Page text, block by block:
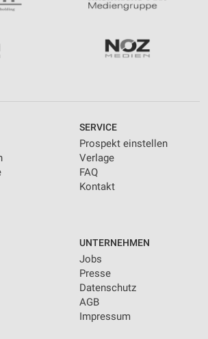
SERVICE
Prospekt einstellen
Verlage
FAQ
Kontakt
UNTERNEHMEN
Jobs
Presse
Datenschutz
AGB
Impressum